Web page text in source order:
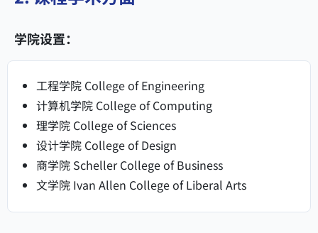
学院设置：
工程学院 College of Engineering
计算机学院 College of Computing
理学院 College of Sciences
设计学院 College of Design
商学院 Scheller College of Business
文学院 Ivan Allen College of Liberal Arts